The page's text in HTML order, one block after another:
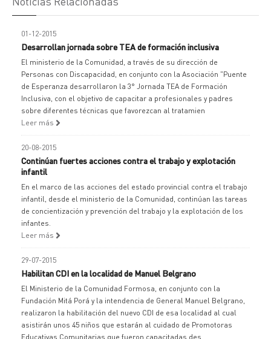
01-12-2015
Desarrollan jornada sobre TEA de formación inclusiva
El ministerio de la Comunidad, a través de su dirección de
Personas con Discapacidad, en conjunto con la Asociación "Puente
de Esperanza desarrollaron la 3° Jornada TEA de Formación
Inclusiva, con el objetivo de capacitar a profesionales y padres
sobre diferentes técnicas que favorezcan al tratamien
Leer más
20-08-2015
Continúan fuertes acciones contra el trabajo y explotación
infantil
En el marco de las acciones del estado provincial contra el trabajo
infantil, desde el ministerio de la Comunidad, continúan las tareas
de concientización y prevención del trabajo y la explotación de los
infantes.
Leer más
29-07-2015
Habilitan CDI en la localidad de Manuel Belgrano
El Ministerio de la Comunidad Formosa, en conjunto con la
Fundación Mitá Porá y la intendencia de General Manuel Belgrano,
realizaron la habilitación del nuevo CDI de esa localidad al cual
asistirán unos 45 niños que estarán al cuidado de Promotoras
Educativas Comunitarias que fueron capacitadas des